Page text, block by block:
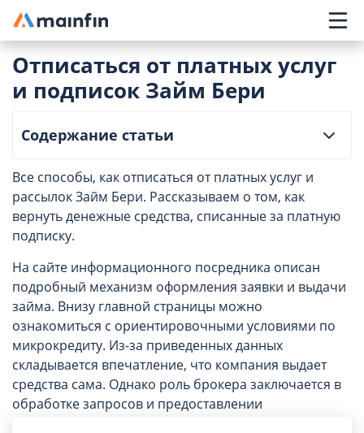
Главное меню
Отписаться от платных услуг
и подписок Займ Бери
Содержание статьи
Все способы, как отписаться от платных услуг и
рассылок Займ Бери. Рассказываем о том, как
вернуть денежные средства, списанные за платную
подписку.
На сайте информационного посредника описан
подробный механизм оформления заявки и выдачи
займа. Внизу главной страницы можно
ознакомиться с ориентировочными условиями по
микрокредиту. Из-за приведенных данных
складывается впечатление, что компания выдает
средства сама. Однако роль брокера заключается в
обработке запросов и предоставлении